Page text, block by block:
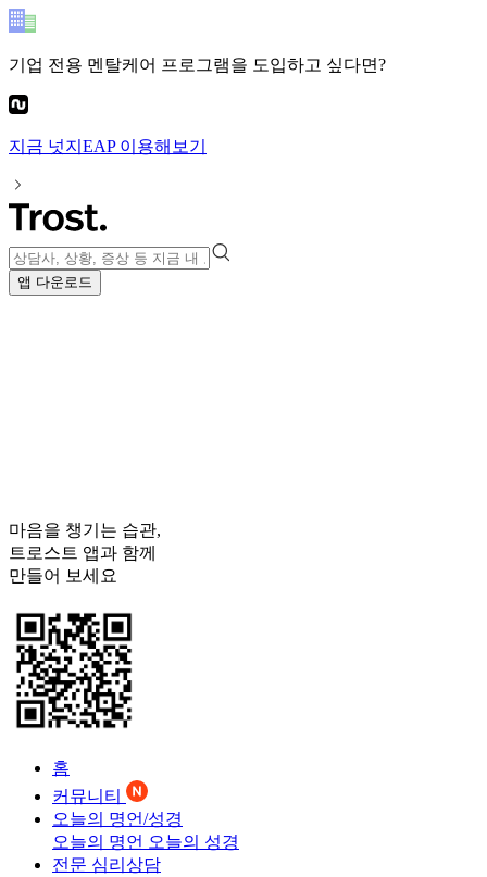
기업 전용 멘탈케어 프로그램을 도입하고 싶다면?
지금 넛지EAP이용해보기
앱 다운로드
마음을 챙기는 습관,
트로스트 앱과 함께
만들어 보세요
홈
커뮤니티
오늘의 명언/성경
오늘의 명언 오늘의 성경
전문 심리상담